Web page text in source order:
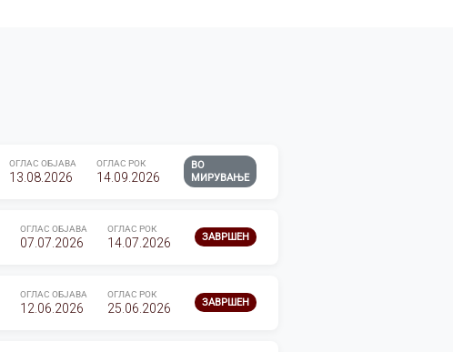
ОГЛАС ОБЈАВА
13.08.2026
ОГЛАС РОК
14.09.2026
ВО
МИРУВАЊЕ
ОГЛАС ОБЈАВА
07.07.2026
ОГЛАС РОК
14.07.2026 ЗАВРШЕН
ОГЛАС ОБЈАВА
12.06.2026
ОГЛАС РОК
25.06.2026 ЗАВРШЕН